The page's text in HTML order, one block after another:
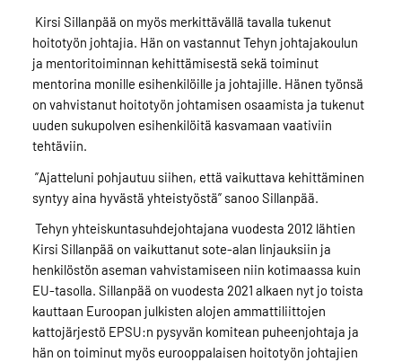
Kirsi Sillanpää on myös merkittävällä tavalla tukenut
hoitotyön johtajia. Hän on vastannut Tehyn johtajakoulun
ja mentoritoiminnan kehittämisestä sekä toiminut
mentorina monille esihenkilöille ja johtajille. Hänen työnsä
on vahvistanut hoitotyön johtamisen osaamista ja tukenut
uuden sukupolven esihenkilöitä kasvamaan vaativiin
tehtäviin.
”Ajatteluni pohjautuu siihen, että vaikuttava kehittäminen
syntyy aina hyvästä yhteistyöstä” sanoo Sillanpää.
Tehyn yhteiskuntasuhdejohtajana vuodesta 2012 lähtien
Kirsi Sillanpää on vaikuttanut sote-alan linjauksiin ja
henkilöstön aseman vahvistamiseen niin kotimaassa kuin
EU-tasolla. Sillanpää on vuodesta 2021 alkaen nyt jo toista
kauttaan Euroopan julkisten alojen ammattiliittojen
kattojärjestö EPSU:n pysyvän komitean puheenjohtaja ja
hän on toiminut myös eurooppalaisen hoitotyön johtajien